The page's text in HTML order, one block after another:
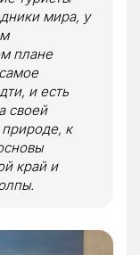
мира, у
плане
и есть
своей
к
край и